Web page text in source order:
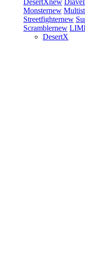
DesertXnew Diavel
Monsternew
Streetfighternew
Scramblernew
DesertX